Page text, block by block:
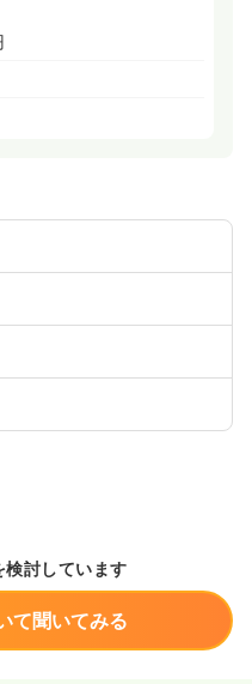
討しています
て聞いてみる